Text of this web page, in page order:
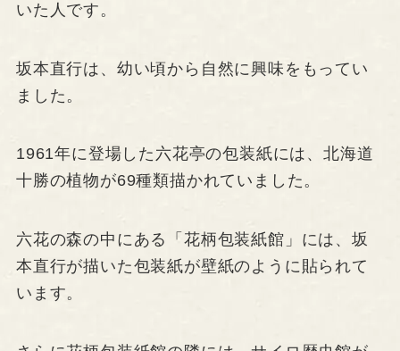
いた人です。
坂本直行は、幼い頃から自然に興味をもってい
ました。
1961年に登場した六花亭の包装紙には、北海道
十勝の植物が69種類描かれていました。
六花の森の中にある「花柄包装紙館」には、坂
本直行が描いた包装紙が壁紙のように貼られて
います。